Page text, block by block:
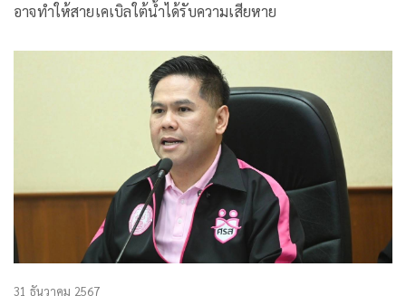
อาจทำให้สายเคเบิลใต้น้ำได้รับความเสียหาย
31 ธันวาคม 2567